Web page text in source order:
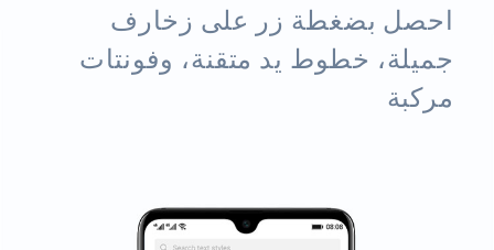
احصل بضغطة زر على زخارف
جميلة، خطوط يد متقنة، وفونتات
مركبة